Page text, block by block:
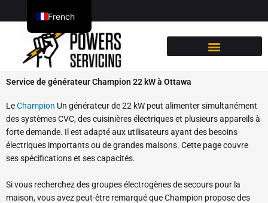
contenu
Service de générateur Champion 22 kW à Ottawa
LeChampion Un générateur de 22 kW peut alimenter simultanément
des systèmes CVC, des cuisinières électriques et plusieurs appareils à
forte demande. Il est adapté aux utilisateurs ayant des besoins
électriques importants ou de grandes maisons. Cette page couvre
ses spécifications et ses capacités.
Si vous recherchez des groupes électrogènes de secours pour la
maison, vous avez peut-être remarqué que Champion propose des
French
English